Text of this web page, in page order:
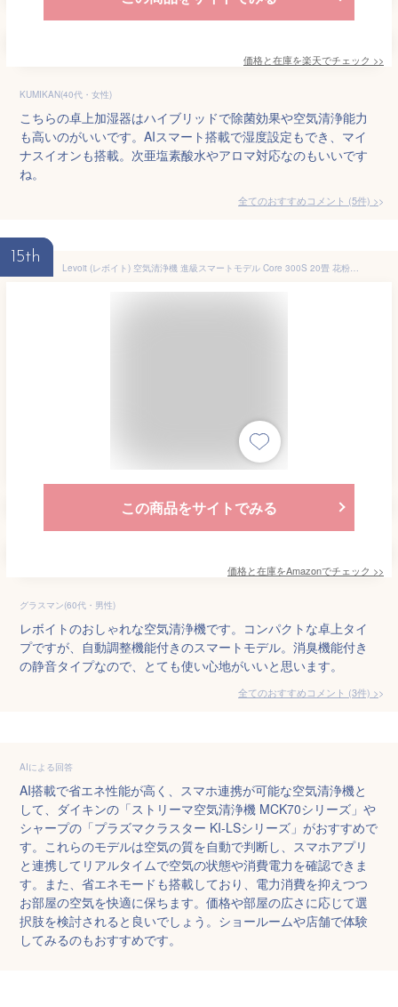
価格と在庫を楽天でチェック >>
KUMIKAN(40代・女性)
こちらの卓上加湿器はハイブリッドで除菌効果や空気清浄能力
も高いのがいいです。AIスマート搭載で湿度設定もでき、マイ
ナスイオンも搭載。次亜塩素酸水やアロマ対応なのもいいです
ね。
全てのおすすめコメント (5件) >
15th
Levoit (レボイト) 空気清浄機 進級スマートモデル Core 300S 20畳 花粉モード 自動運転 小型 卓上 静音 除臭 ハウスダスト 強力 ホワイト
この商品をサイトでみる
価格と在庫をAmazonでチェック >>
グラスマン(60代・男性)
レボイトのおしゃれな空気清浄機です。コンパクトな卓上タイ
プですが、自動調整機能付きのスマートモデル。消臭機能付き
の静音タイプなので、とても使い心地がいいと思います。
全てのおすすめコメント (3件) >
AIによる回答
AI搭載で省エネ性能が高く、スマホ連携が可能な空気清浄機と
して、ダイキンの「ストリーマ空気清浄機 MCK70シリーズ」や
シャープの「プラズマクラスター KI-LSシリーズ」がおすすめで
す。これらのモデルは空気の質を自動で判断し、スマホアプリ
と連携してリアルタイムで空気の状態や消費電力を確認できま
す。また、省エネモードも搭載しており、電力消費を抑えつつ
お部屋の空気を快適に保ちます。価格や部屋の広さに応じて選
択肢を検討されると良いでしょう。ショールームや店舗で体験
してみるのもおすすめです。